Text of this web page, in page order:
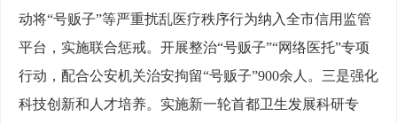
动将“号贩子”等严重扰乱医疗秩序行为纳入全市信用监管
平台，实施联合惩戒。开展整治“号贩子”“网络医托”专项
行动，配合公安机关治安拘留“号贩子”900余人。三是强化
科技创新和人才培养。实施新一轮首都卫生发展科研专